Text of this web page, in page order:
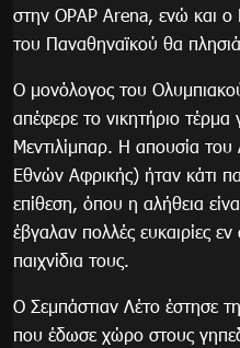
στην OPAP Arena, ενώ και
του Παναθηναϊκού θα
Ο μονόλογος του
απέφερε το νικητήριο
Μεντιλίμπαρ. Η απουσία
Εθνών Αφρικής) ήταν κάτι
επίθεση, όπου η αλήθεια
έβγαλαν πολλές ευκαιρίες
παιχνίδια τους.
Ο Σεμπάστιαν Λέτο έστησε
που έδωσε χώρο στους